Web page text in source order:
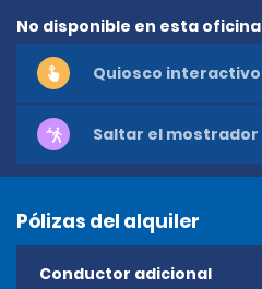
No disponible en esta oficina
Quiosco interactivo
Saltar el mostrador
Pólizas del alquiler
Conductor adicional